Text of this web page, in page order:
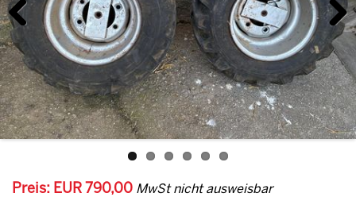
Previous Next
Preis: EUR 790,00 MwSt nicht ausweisbar